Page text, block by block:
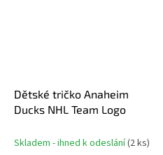
Dětské tričko Anaheim
Ducks NHL Team Logo
Skladem - ihned k odeslání(2 ks)